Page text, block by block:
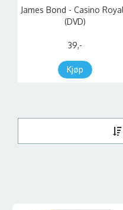
James Bond - Casino
(DVD)
39,-
Kjøp